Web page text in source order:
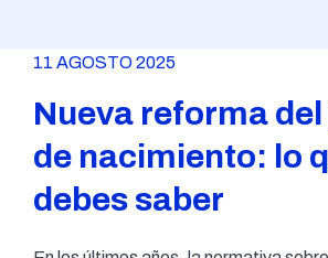
11 AGOSTO 2025
Nueva reforma
de nacimiento: lo
debes saber